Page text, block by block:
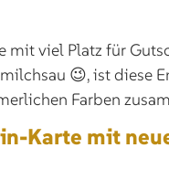
mit viel Platz für
😉, ist diese
Farben
Karte mit